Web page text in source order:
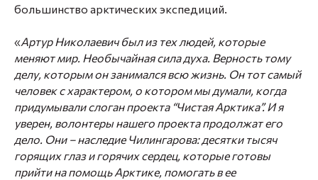
большинство арктических экспедиций.
«Артур Николаевич был из тех людей, которые
меняют мир. Необычайная сила духа. Верность тому
делу, которым он занимался всю жизнь. Он тот самый
человек с характером, о котором мы думали, когда
придумывали слоган проекта “Чистая Арктика”. И я
уверен, волонтеры нашего проекта продолжат его
дело. Они – наследие Чилингарова: десятки тысяч
горящих глаз и горячих сердец, которые готовы
прийти на помощь Арктике, помогать в ее